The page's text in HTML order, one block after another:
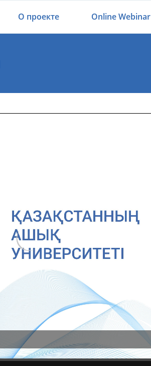
О проекте Online Webinar